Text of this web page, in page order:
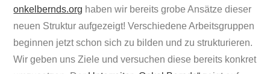
onkelbernds.org haben wir bereits grobe Ansätze dieser
neuen Struktur aufgezeigt! Verschiedene Arbeitsgruppen
beginnen jetzt schon sich zu bilden und zu strukturieren.
Wir geben uns Ziele und versuchen diese bereits konkret